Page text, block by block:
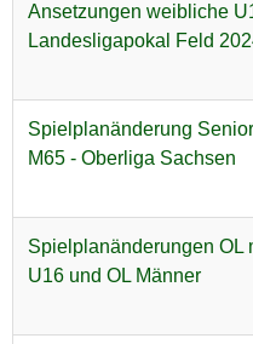
Ansetzungen weibliche
Landesligapokal Feld
Spielplanänderung
M65 - Oberliga Sachsen
Spielplanänderungen OL
U16 und OL Männer